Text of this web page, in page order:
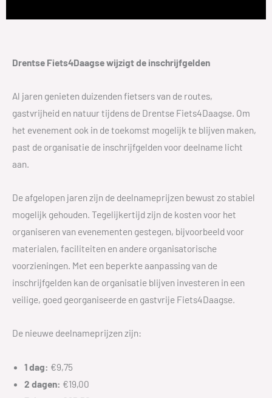
Drentse Fiets4Daagse wijzigt de inschrijfgelden
Al jaren genieten duizenden fietsers van de routes,
gastvrijheid en natuur tijdens de Drentse Fiets4Daagse. Om
het evenement ook in de toekomst mogelijk te blijven maken,
past de organisatie de inschrijfgelden voor deelname licht
aan.
De afgelopen jaren zijn de deelnameprijzen bewust zo stabiel
mogelijk gehouden. Tegelijkertijd zijn de kosten voor het
organiseren van evenementen gestegen, bijvoorbeeld voor
materialen, faciliteiten en andere organisatorische
voorzieningen. Met een beperkte aanpassing van de
inschrijfgelden kan de organisatie blijven investeren in een
veilige, goed georganiseerde en gastvrije Fiets4Daagse.
De nieuwe deelnameprijzen zijn:
1 dag: €9,75
2 dagen: €19,00